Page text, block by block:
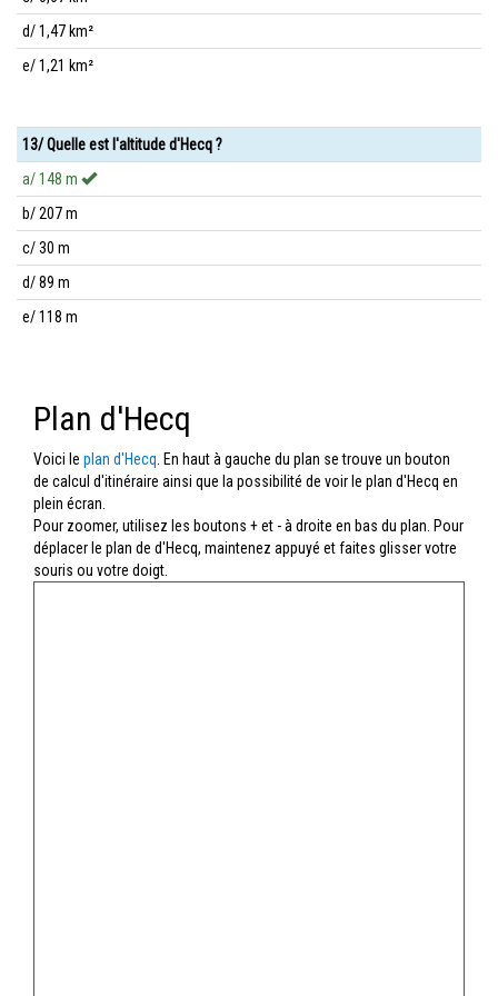
d/ 1,47 km²
e/ 1,21 km²
13/ Quelle est l'altitude d'Hecq ?
a/ 148 m
b/ 207 m
c/ 30 m
d/ 89 m
e/ 118 m
Plan d'Hecq
Voici le plan d'Hecq . En haut à gauche du plan se trouve un bouton
de calcul d'itinéraire ainsi que la possibilité de voir le plan d'Hecq en
plein écran.
Pour zoomer, utilisez les boutons + et - à droite en bas du plan. Pour
déplacer le plan de d'Hecq, maintenez appuyé et faites glisser votre
souris ou votre doigt.